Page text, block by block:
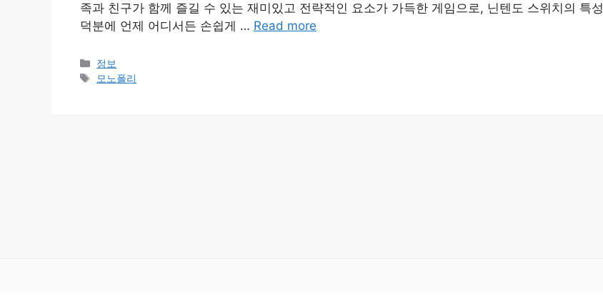
족과 친구가 함께 즐길 수 있는 재미있고 전략적인 요소가 가득한 게임으로, 닌텐도 스위치의 특성
덕분에 언제 어디서든 손쉽게 … Read more
카
테
정보
태
모노폴리